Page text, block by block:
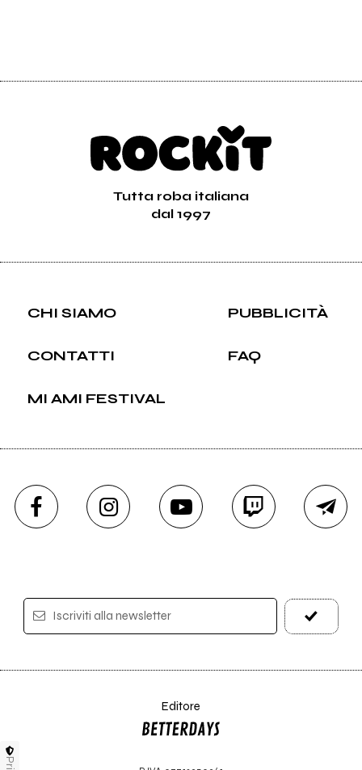
Tutta roba italiana
dal 1997
CHI SIAMO PUBBLICITÀ
CONTATTI FAQ
MI AMI FESTIVAL
Iscriviti alla newsletter
Editore